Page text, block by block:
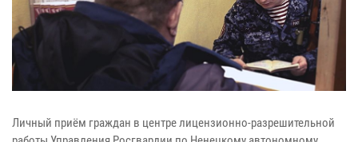
Личный приём граждан в центре лицензионно-разрешительной